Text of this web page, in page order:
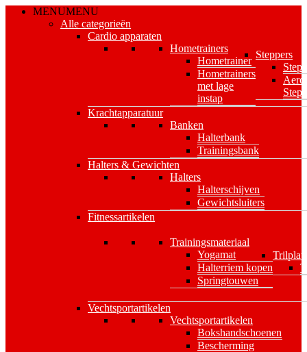
Skip
MENUMENU
Alle categorieën
Cardio apparaten
Hometrainers
Hometrainer
Hometrainers
met lage
instap
Steppers
Krachtapparatuur
Banken
Halterbank
Trainingsbank
Halters & Gewichten
Halters
Halterschijven
Gewichtsluiters
Fitnessartikelen
Trainingsmateriaal
Yogamat
Halterriem kopen
Springtouwen
Vechtsportartikelen
Vechtsportartikelen
Bokshandschoenen
Bescherming